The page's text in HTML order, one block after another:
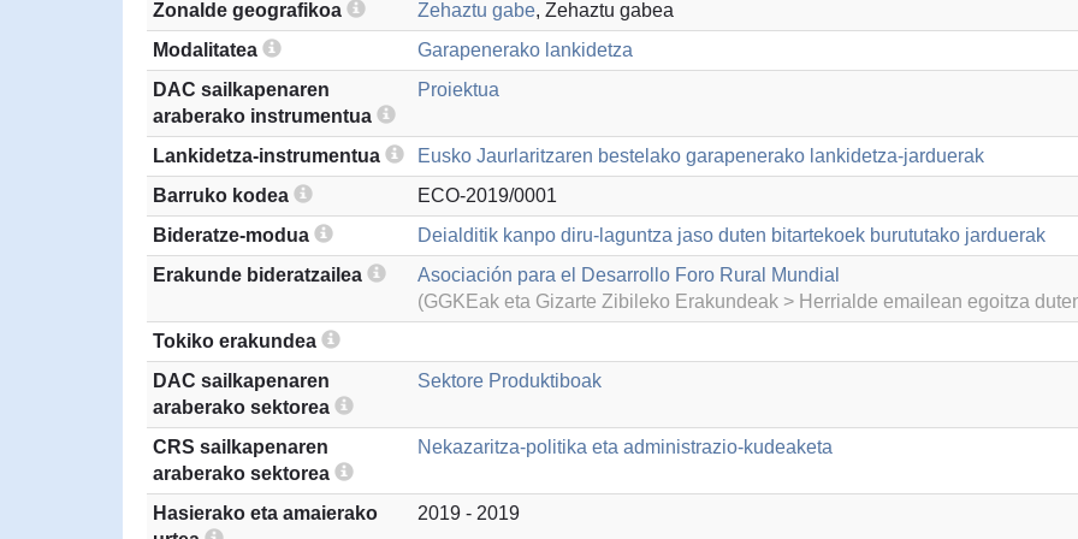
Zonalde geografikoa
Zehaztu gabe, Zehaztu gabea
Modalitatea
Garapenerako lankidetza
DAC sailkapenaren
araberako instrumentua
Proiektua
Lankidetza-instrumentua
Eusko Jaurlaritzaren bestelako garapenerako lankidetza-jarduerak
Barruko kodea
ECO-2019/0001
Bideratze-modua
Deialditik kanpo diru-laguntza jaso duten bitartekoek burututako jarduerak
Erakunde bideratzailea
Asociación para el Desarrollo Foro Rural Mundial
(GGKEak eta Gizarte Zibileko Erakundeak > Herrialde emailean egoitza
Tokiko erakundea
DAC sailkapenaren
araberako sektorea
Sektore Produktiboak
CRS sailkapenaren
araberako sektorea
Nekazaritza-politika eta administrazio-kudeaketa
Hasierako eta amaierako
2019 - 2019